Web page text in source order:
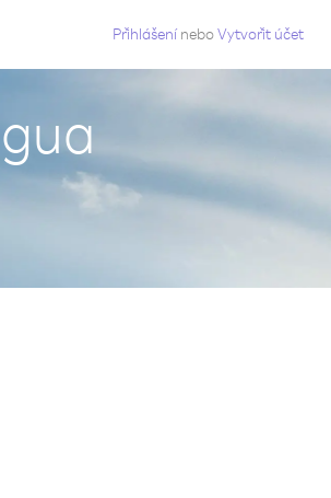
Přihlášení neboVytvořit účet